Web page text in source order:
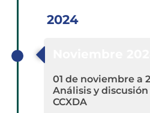
2024
01 de noviembre a
Análisis y
CCXDA